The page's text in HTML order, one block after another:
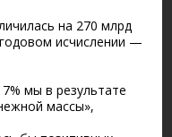
на 270 млрд
исчислении —
мы в результате
массы»,